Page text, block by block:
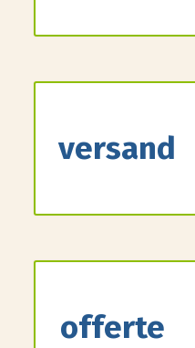
versand
offerte